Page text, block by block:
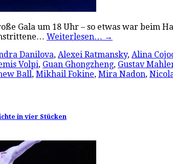
Gala um 18 Uhr – so etwas war beim
Weiterlesen… →
Danilova, Alexei Ratmansky, Alina
Volpi, Guan Ghongzheng, Gustav
Ball, Mikhail Fokine, Mira Nadon,
in vier Stücken